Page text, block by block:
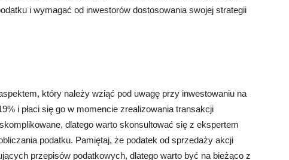
i wymagać od inwestorów dostosowania swojej strategii
który należy wziąć pod uwagę przy inwestowaniu na
i płaci się go w momencie zrealizowania transakcji
dlatego warto skonsultować się z ekspertem
podatku. Pamiętaj, że podatek od sprzedaży akcji
przepisów podatkowych, dlatego warto być na bieżąco z